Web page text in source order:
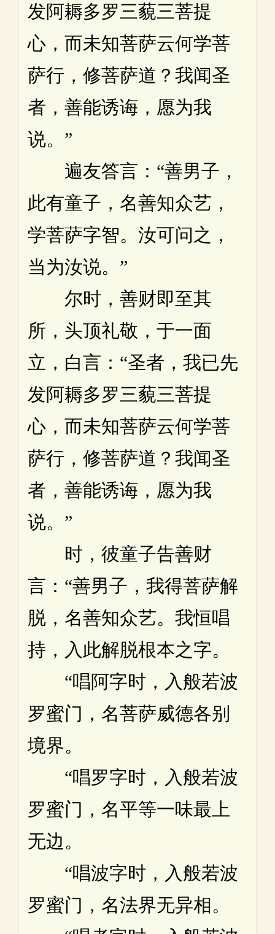
发阿耨多罗三藐三菩提
心，而未知菩萨云何学菩
萨行，修菩萨道？我闻圣
者，善能诱诲，愿为我
说。”
遍友答言：“善男子，
此有童子，名善知众艺，
学菩萨字智。汝可问之，
当为汝说。”
尔时，善财即至其
所，头顶礼敬，于一面
立，白言：“圣者，我已先
发阿耨多罗三藐三菩提
心，而未知菩萨云何学菩
萨行，修菩萨道？我闻圣
者，善能诱诲，愿为我
说。”
时，彼童子告善财
言：“善男子，我得菩萨解
脱，名善知众艺。我恒唱
持，入此解脱根本之字。
“唱阿字时，入般若波
罗蜜门，名菩萨威德各别
境界。
“唱罗字时，入般若波
罗蜜门，名平等一味最上
无边。
“唱波字时，入般若波
罗蜜门，名法界无异相。